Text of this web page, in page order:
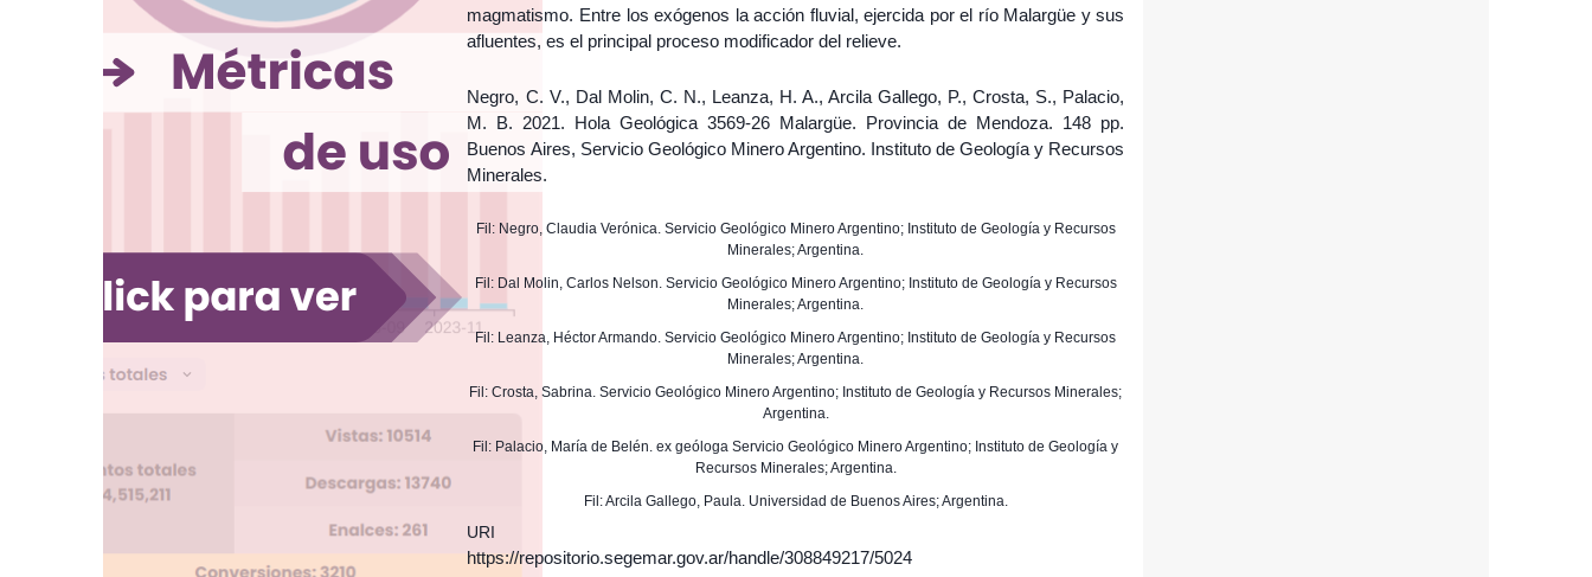
magmatismo. Entre los exógenos la acción fluvial, ejercida por el río Malargüe y sus
afluentes, es el principal proceso modificador del relieve.
Negro, C. V., Dal Molin, C. N., Leanza, H. A., Arcila Gallego, P., Crosta, S., Palacio,
M. B. 2021. Hola Geológica 3569-26 Malargüe. Provincia de Mendoza. 148 pp.
Buenos Aires, Servicio Geológico Minero Argentino. Instituto de Geología y Recursos
Minerales.
Fil: Negro, Claudia Verónica. Servicio Geológico Minero Argentino; Instituto de Geología y Recursos
Minerales; Argentina.
Fil: Dal Molin, Carlos Nelson. Servicio Geológico Minero Argentino; Instituto de Geología y Recursos
Minerales; Argentina.
Fil: Leanza, Héctor Armando. Servicio Geológico Minero Argentino; Instituto de Geología y Recursos
Minerales; Argentina.
Fil: Crosta, Sabrina. Servicio Geológico Minero Argentino; Instituto de Geología y Recursos Minerales;
Argentina.
Fil: Palacio, María de Belén. ex geóloga Servicio Geológico Minero Argentino; Instituto de Geología y
Recursos Minerales; Argentina.
Fil: Arcila Gallego, Paula. Universidad de Buenos Aires; Argentina.
URI
https://repositorio.segemar.gov.ar/handle/308849217/5024